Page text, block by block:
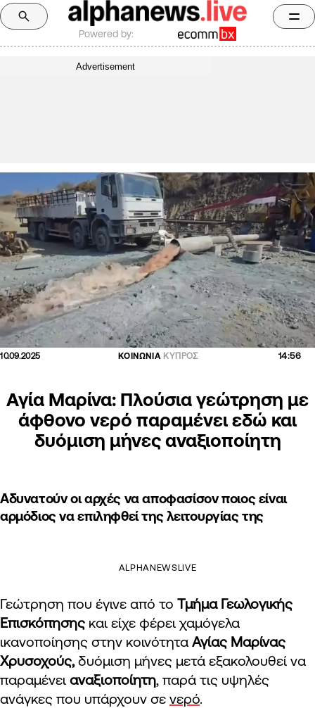
Powered by:
Advertisement
10.09.2025 ΚΟΙΝΩΝΙΑ ΚΥΠΡΟΣ 14:56
Αγία Μαρίνα: Πλούσια γεώτρηση με
άφθονο νερό παραμένει εδώ και
δυόμιση μήνες αναξιοποίητη
Αδυνατούν οι αρχές να αποφασίσον ποιος είναι
αρμόδιος να επιληφθεί της λειτουργίας της
ALPHANEWSLIVE
Γεώτρηση που έγινε από το Τμήμα Γεωλογικής
Επισκόπησης και είχε φέρει χαμόγελα
ικανοποίησης στην κοινότητα Αγίας Μαρίνας
Χρυσοχούς, δυόμιση μήνες μετά εξακολουθεί να
παραμένει αναξιοποίητη, παρά τις υψηλές
ανάγκες που υπάρχουν σε νερό.